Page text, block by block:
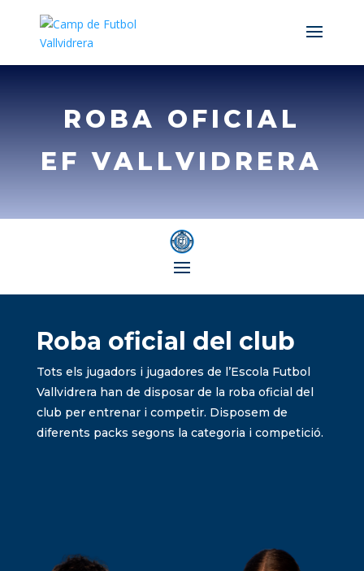
ROBA OFICIAL
EF VALLVIDRERA
Roba oficial del club
Tots els jugadors i jugadores de l’Escola Futbol
Vallvidrera han de disposar de la roba oficial del
club per entrenar i competir. Disposem de
diferents packs segons la categoria i competició.